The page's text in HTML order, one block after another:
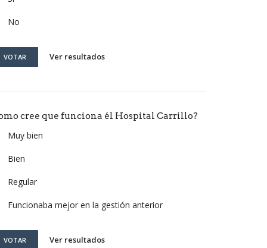
No
VOTAR Ver resultados
cree que funciona él Hospital Carrillo?
Muy bien
Bien
Regular
Funcionaba mejor en la gestión anterior
VOTAR Ver resultados